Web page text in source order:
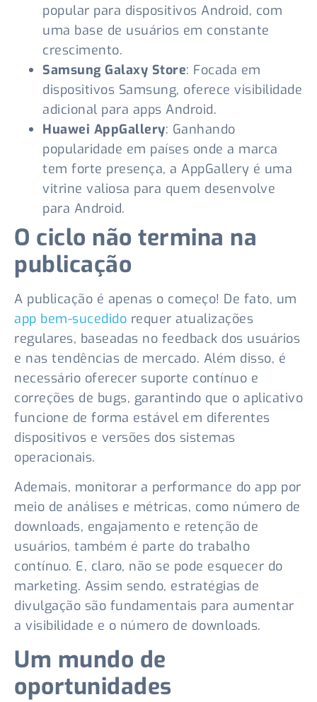
popular para dispositivos Android, com
uma base de usuários em constante
crescimento.
Samsung Galaxy Store: Focada em
dispositivos Samsung, oferece visibilidade
adicional para apps Android.
Huawei AppGallery: Ganhando
popularidade em países onde a marca
tem forte presença, a AppGallery é uma
vitrine valiosa para quem desenvolve
para Android.
O ciclo não termina na
publicação
A publicação é apenas o começo! De fato, um
app bem-sucedido requer atualizações
regulares, baseadas no feedback dos usuários
e nas tendências de mercado. Além disso, é
necessário oferecer suporte contínuo e
correções de bugs, garantindo que o aplicativo
funcione de forma estável em diferentes
dispositivos e versões dos sistemas
operacionais.
Ademais, monitorar a performance do app por
meio de análises e métricas, como número de
downloads, engajamento e retenção de
usuários, também é parte do trabalho
contínuo. E, claro, não se pode esquecer do
marketing. Assim sendo, estratégias de
divulgação são fundamentais para aumentar
a visibilidade e o número de downloads.
Um mundo de
oportunidades